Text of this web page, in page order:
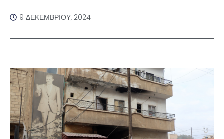
9 ΔΕΚΕΜΒΡΊΟΥ, 2024